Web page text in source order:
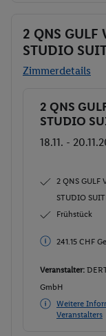
2 QNS
STUDIO
Zimmerdetails
Buchen
2 QNS
STUDIO
18.11. -
2 QNS GULF
STUDIO
Frühstück
241.15 CHF
Veranstalter:
GmbH
Weitere
Veranstalters